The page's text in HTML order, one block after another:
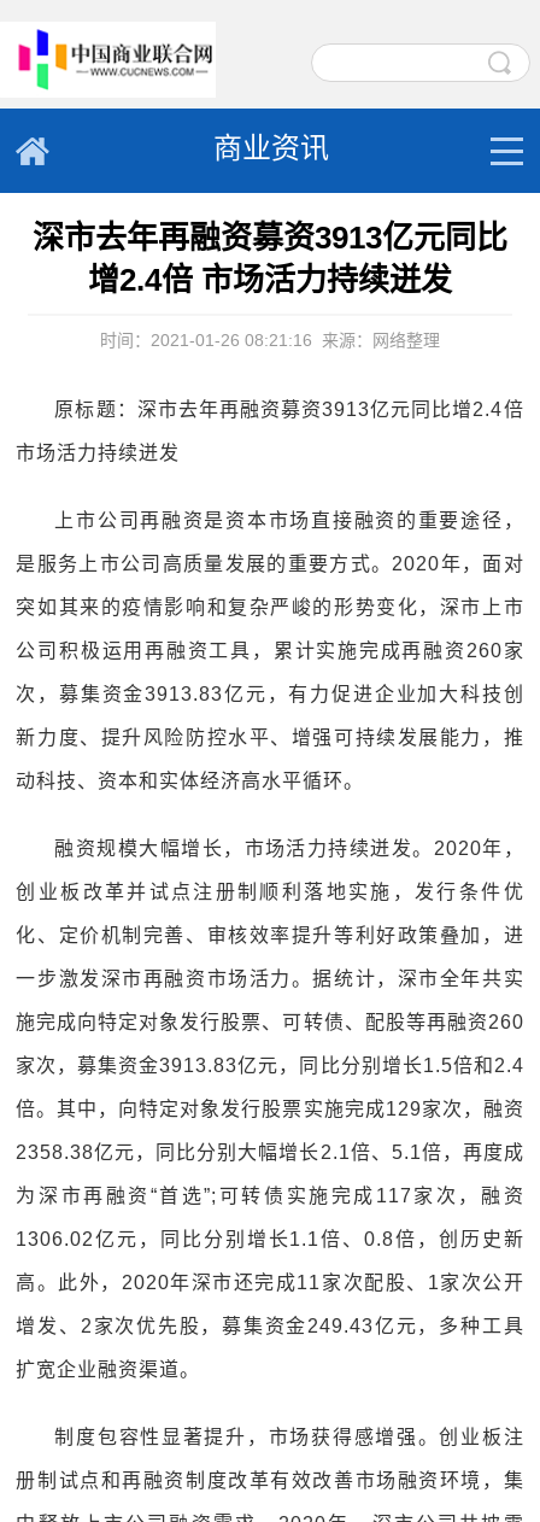
商业资讯
深市去年再融资募资3913亿元同比
增2.4倍 市场活力持续迸发
时间：2021-01-26 08:21:16 来源：网络整理
原标题：深市去年再融资募资3913亿元同比增2.4倍
市场活力持续迸发
上市公司再融资是资本市场直接融资的重要途径，
是服务上市公司高质量发展的重要方式。2020年，面对
突如其来的疫情影响和复杂严峻的形势变化，深市上市
公司积极运用再融资工具，累计实施完成再融资260家
次，募集资金3913.83亿元，有力促进企业加大科技创
新力度、提升风险防控水平、增强可持续发展能力，推
动科技、资本和实体经济高水平循环。
融资规模大幅增长，市场活力持续迸发。2020年，
创业板改革并试点注册制顺利落地实施，发行条件优
化、定价机制完善、审核效率提升等利好政策叠加，进
一步激发深市再融资市场活力。据统计，深市全年共实
施完成向特定对象发行股票、可转债、配股等再融资260
家次，募集资金3913.83亿元，同比分别增长1.5倍和2.4
倍。其中，向特定对象发行股票实施完成129家次，融资
2358.38亿元，同比分别大幅增长2.1倍、5.1倍，再度成
为深市再融资“首选”;可转债实施完成117家次，融资
1306.02亿元，同比分别增长1.1倍、0.8倍，创历史新
高。此外，2020年深市还完成11家次配股、1家次公开
增发、2家次优先股，募集资金249.43亿元，多种工具
扩宽企业融资渠道。
制度包容性显著提升，市场获得感增强。创业板注
册制试点和再融资制度改革有效改善市场融资环境，集